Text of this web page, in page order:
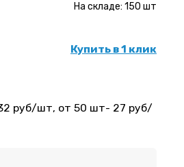
Купить в 1 клик
На складе: 150 шт
руб/шт, от 50 шт- 27 руб/